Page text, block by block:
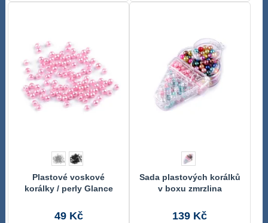
Plastové voskové
korálky / perly Glance
49 Kč
Sada plastových korálků
v boxu zmrzlina
139 Kč